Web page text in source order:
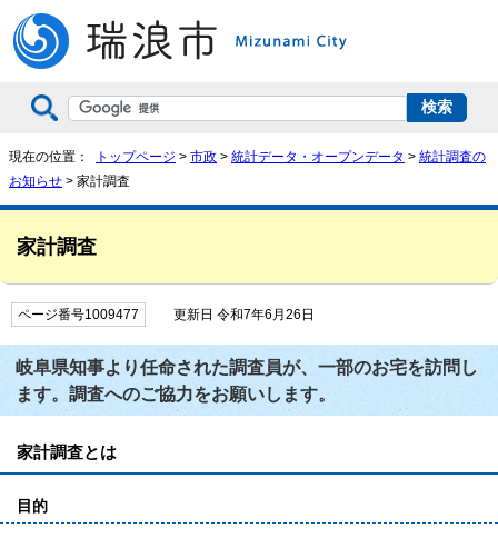
現在の位置： トップページ > 市政 > 統計データ・オープンデータ > 統計調査の
お知らせ > 家計調査
家計調査
ページ番号1009477 更新日 令和7年6月26日
岐阜県知事より任命された調査員が、一部のお宅を訪問し
ます。調査へのご協力をお願いします。
家計調査とは
目的